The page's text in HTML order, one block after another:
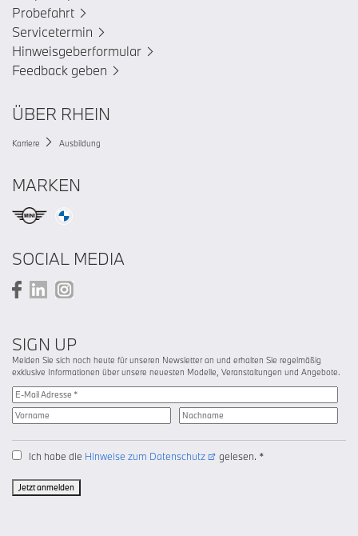
Probefahrt
Servicetermin
Hinweisgeberformular
Feedback geben
ÜBER RHEIN
Karriere Ausbildung
MARKEN
SOCIAL MEDIA
SIGN UP
Melden Sie sich noch heute für unseren Newsletter an und erhalten Sie regelmäßig
exklusive Informationen über unsere neuesten Modelle, Veranstaltungen und Angebote.
Ich habe die Hinweise zum Datenschutz gelesen. *
Jetzt anmelden